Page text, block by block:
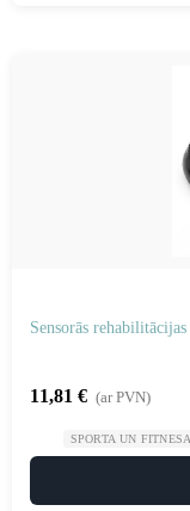
Sensorās
11,81 € (ar PVN)
SPORTA UN